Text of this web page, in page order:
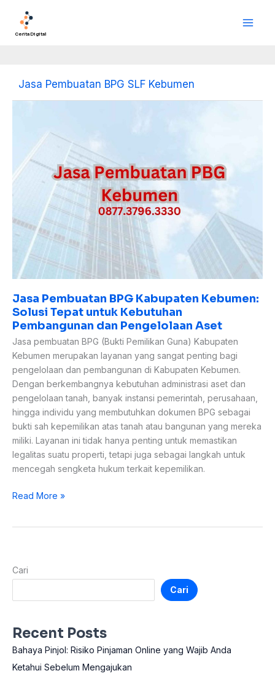
kontenCerita Digital
Jasa Pembuatan BPG SLF Kebumen
Jasa Pembuatan BPG Kabupaten Kebumen:
Solusi Tepat untuk Kebutuhan
Pembangunan dan Pengelolaan Aset
Jasa pembuatan BPG (Bukti Pemilikan Guna) Kabupaten
Kebumen merupakan layanan yang sangat penting bagi
pengelolaan dan pembangunan di Kabupaten Kebumen.
Dengan berkembangnya kebutuhan administrasi aset dan
pengelolaan tanah, banyak instansi pemerintah, perusahaan,
hingga individu yang membutuhkan dokumen BPG sebagai
bukti sah kepemilikan atas tanah atau bangunan yang mereka
miliki. Layanan ini tidak hanya penting untuk memastikan
legalitas suatu properti, tetapi juga sebagai langkah untuk
mencegah sengketa hukum terkait kepemilikan.
Kebumen:
Solusi
Kebutuhan
Pembangunan
Pengelolaan
Aset
Read More »
Cari
Cari
Recent Posts
Bahaya Pinjol: Risiko Pinjaman Online yang Wajib Anda
Ketahui Sebelum Mengajukan